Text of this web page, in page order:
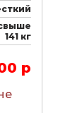
141 кг
р